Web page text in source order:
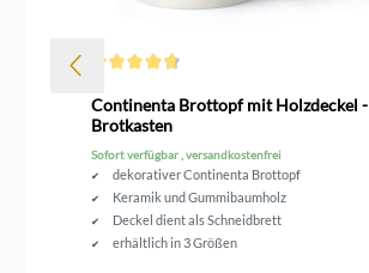
Continenta Brottopf mit Holzdeckel -
Brotkasten
Sofort verfügbar , versandkostenfrei
dekorativer Continenta Brottopf
Keramik und Gummibaumholz
Deckel dient als Schneidbrett
erhältlich in 3 Größen